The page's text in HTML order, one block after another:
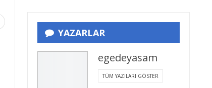
YAZARLAR
egedeyasam
TÜM YAZILARI GÖSTER